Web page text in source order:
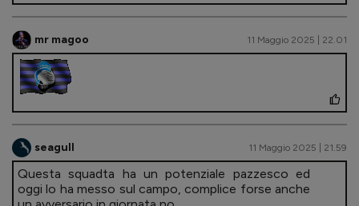
mr magoo 11 Maggio 2025 | 22.01
seagull 11 Maggio 2025 | 21.59
Questa squadta ha un potenziale pazzesco ed
oggi lo ha messo sul campo, complice forse anche